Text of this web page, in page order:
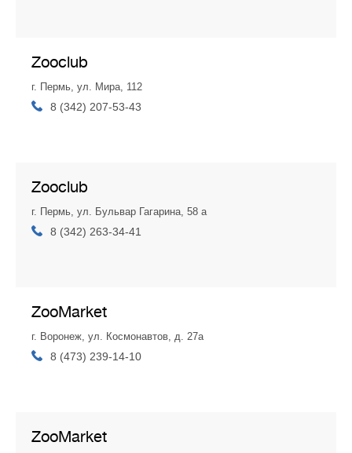
Zooclub
г. Пермь, ул. Мира, 112
8 (342) 207-53-43
Zooclub
г. Пермь, ул. Бульвар Гагарина, 58 а
8 (342) 263-34-41
ZooMarket
г. Воронеж, ул. Космонавтов, д. 27а
8 (473) 239-14-10
ZooMarket